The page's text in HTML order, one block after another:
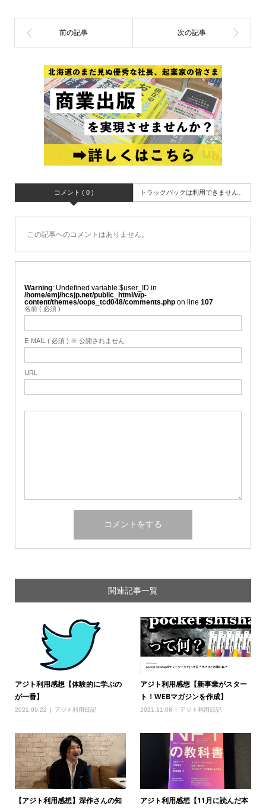
コメント ( 0 ) トラックバックは利用できません。
この記事へのコメントはありません。
Warning : Undefined variable $user_ID in
/home/emj/hcsjp.net/public_html/wp-
content/themes/oops_tcd048/comments.phpon line 107
名前 ( 必須 )
E-MAIL ( 必須 ) ※ 公開されません
URL
関連記事一覧
アジト利用感想【体験的に学ぶの
が一番】
2021.09.22 アジト利用日記
アジト利用感想【新事業がスター
ト！WEBマガジンを作成】
2021.11.08 アジト利用日記
【アジト利用感想】深作さんの知
アジト利用感想【11月に読んだ本